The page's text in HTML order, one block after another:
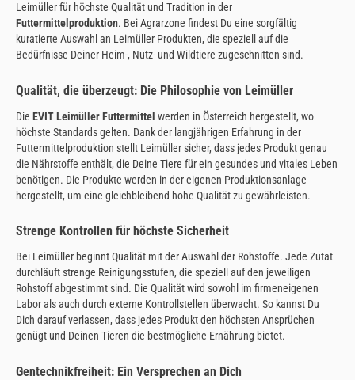
Leimüller für höchste Qualität und Tradition in der
Futtermittelproduktion. Bei Agrarzone findest Du eine sorgfältig
kuratierte Auswahl an Leimüller Produkten, die speziell auf die
Bedürfnisse Deiner Heim-, Nutz- und Wildtiere zugeschnitten sind.
Qualität, die überzeugt: Die Philosophie von Leimüller
Die EVIT Leimüller Futtermittel werden in Österreich hergestellt, wo
höchste Standards gelten. Dank der langjährigen Erfahrung in der
Futtermittelproduktion stellt Leimüller sicher, dass jedes Produkt genau
die Nährstoffe enthält, die Deine Tiere für ein gesundes und vitales Leben
benötigen. Die Produkte werden in der eigenen Produktionsanlage
hergestellt, um eine gleichbleibend hohe Qualität zu gewährleisten.
Strenge Kontrollen für höchste Sicherheit
Bei Leimüller beginnt Qualität mit der Auswahl der Rohstoffe. Jede Zutat
durchläuft strenge Reinigungsstufen, die speziell auf den jeweiligen
Rohstoff abgestimmt sind. Die Qualität wird sowohl im firmeneigenen
Labor als auch durch externe Kontrollstellen überwacht. So kannst Du
Dich darauf verlassen, dass jedes Produkt den höchsten Ansprüchen
genügt und Deinen Tieren die bestmögliche Ernährung bietet.
Gentechnikfreiheit: Ein Versprechen an Dich